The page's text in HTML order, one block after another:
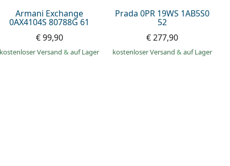
Armani Exchange
0AX4104S 80788G 61
€ 99,90
kostenloser Versand& auf Lager
Prada 0PR 19WS 1AB5S0
52
€ 277,90
kostenloser Versand& auf Lager